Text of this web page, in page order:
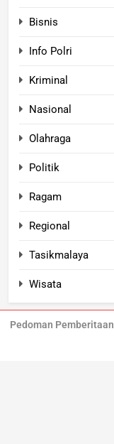
Bisnis
Info Polri
Kriminal
Nasional
Olahraga
Politik
Ragam
Regional
Tasikmalaya
Wisata
Pedoman Pemberitaan